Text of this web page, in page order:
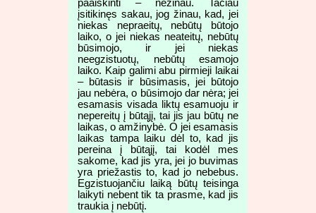
paaiškinti – nežinau. Tačiau
įsitikinęs sakau, jog žinau, kad, jei
niekas nepraeitų, nebūtų būtojo
laiko, o jei niekas neateitų, nebūtų
būsimojo, ir jei niekas
neegzistuotų, nebūtų esamojo
laiko. Kaip galimi abu pirmieji laikai
– būtasis ir būsimasis, jei būtojo
jau nebėra, o būsimojo dar nėra; jei
esamasis visada liktų esamuoju ir
nepereitų į būtąjį, tai jis jau būtų ne
laikas, o amžinybė. O jei esamasis
laikas tampa laiku dėl to, kad jis
pereina į būtąjį, tai kodėl mes
sakome, kad jis yra, jei jo buvimas
yra priežastis to, kad jo nebebus.
Egzistuojančiu laiką būtų teisinga
laikyti nebent tik ta prasme, kad jis
traukia į nebūtį.